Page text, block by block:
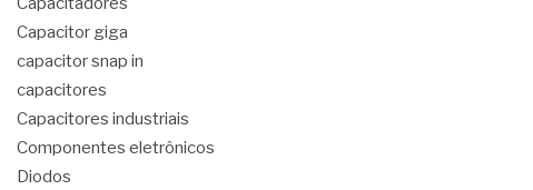
Capacitor giga
capacitor snap in
capacitores
Capacitores industriais
Componentes eletrônicos
Diodos